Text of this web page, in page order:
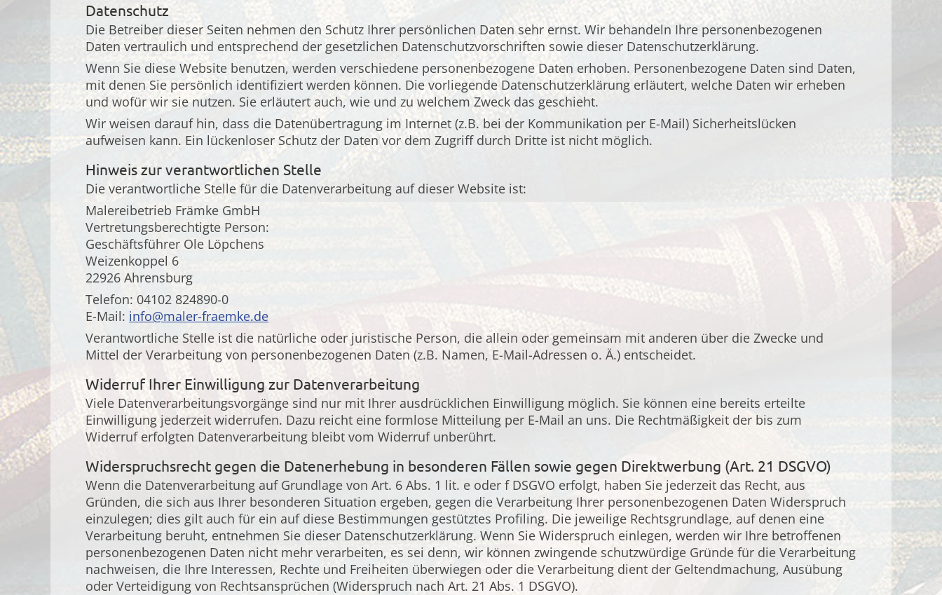
Datenschutz
Die Betreiber dieser Seiten nehmen den Schutz Ihrer persönlichen Daten sehr ernst. Wir behandeln Ihre personenbezogenen
Daten vertraulich und entsprechend der gesetzlichen Datenschutzvorschriften sowie dieser Datenschutzerklärung.
Wenn Sie diese Website benutzen, werden verschiedene personenbezogene Daten erhoben. Personenbezogene Daten sind Daten,
mit denen Sie persönlich identifiziert werden können. Die vorliegende Datenschutzerklärung erläutert, welche Daten wir erheben
und wofür wir sie nutzen. Sie erläutert auch, wie und zu welchem Zweck das geschieht.
Wir weisen darauf hin, dass die Datenübertragung im Internet (z.B. bei der Kommunikation per E-Mail) Sicherheitslücken
aufweisen kann. Ein lückenloser Schutz der Daten vor dem Zugriff durch Dritte ist nicht möglich.
Hinweis zur verantwortlichen Stelle
Die verantwortliche Stelle für die Datenverarbeitung auf dieser Website ist:
Malereibetrieb Främke GmbH
Vertretungsberechtigte Person:
Geschäftsführer Ole Löpchens
Weizenkoppel 6
22926 Ahrensburg
Telefon: 04102 824890-0
E-Mail: info@maler-fraemke.de
Verantwortliche Stelle ist die natürliche oder juristische Person, die allein oder gemeinsam mit anderen über die Zwecke und
Mittel der Verarbeitung von personenbezogenen Daten (z.B. Namen, E-Mail-Adressen o. Ä.) entscheidet.
Widerruf Ihrer Einwilligung zur Datenverarbeitung
Viele Datenverarbeitungsvorgänge sind nur mit Ihrer ausdrücklichen Einwilligung möglich. Sie können eine bereits erteilte
Einwilligung jederzeit widerrufen. Dazu reicht eine formlose Mitteilung per E-Mail an uns. Die Rechtmäßigkeit der bis zum
Widerruf erfolgten Datenverarbeitung bleibt vom Widerruf unberührt.
Widerspruchsrecht gegen die Datenerhebung in besonderen Fällen sowie gegen Direktwerbung (Art. 21 DSGVO)
Wenn die Datenverarbeitung auf Grundlage von Art. 6 Abs. 1 lit. e oder f DSGVO erfolgt, haben Sie jederzeit das Recht, aus
Gründen, die sich aus Ihrer besonderen Situation ergeben, gegen die Verarbeitung Ihrer personenbezogenen Daten Widerspruch
einzulegen; dies gilt auch für ein auf diese Bestimmungen gestütztes Profiling. Die jeweilige Rechtsgrundlage, auf denen eine
Verarbeitung beruht, entnehmen Sie dieser Datenschutzerklärung. Wenn Sie Widerspruch einlegen, werden wir Ihre betroffenen
personenbezogenen Daten nicht mehr verarbeiten, es sei denn, wir können zwingende schutzwürdige Gründe für die Verarbeitung
nachweisen, die Ihre Interessen, Rechte und Freiheiten überwiegen oder die Verarbeitung dient der Geltendmachung, Ausübung
oder Verteidigung von Rechtsansprüchen (Widerspruch nach Art. 21 Abs. 1 DSGVO).